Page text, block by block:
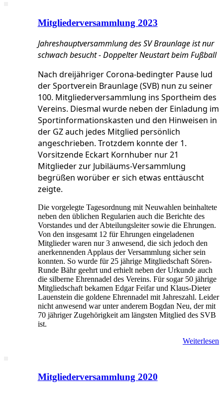
Mitgliederversammlung 2023
Jahreshauptversammlung des SV Braunlage ist nur
schwach besucht - Doppelter Neustart beim Fußball
Nach dreijähriger Corona-bedingter Pause lud
der Sportverein Braunlage (SVB) nun zu seiner
100. Mitgliederversammlung ins Sportheim des
Vereins. Diesmal wurde neben der Einladung im
Sportinformationskasten und den Hinweisen in
der GZ auch jedes Mitglied persönlich
angeschrieben. Trotzdem konnte der 1.
Vorsitzende Eckart Kornhuber nur 21
Mitglieder zur Jubiläums-Versammlung
begrüßen worüber er sich etwas enttäuscht
zeigte.
Die vorgelegte Tagesordnung mit Neuwahlen beinhaltete
neben den üblichen Regularien auch die Berichte des
Vorstandes und der Abteilungsleiter sowie die Ehrungen.
Von den insgesamt 12 für Ehrungen eingeladenen
Mitglieder waren nur 3 anwesend, die sich jedoch den
anerkennenden Applaus der Versammlung sicher sein
konnten. So wurde für 25 jährige Mitgliedschaft Sören-
Runde Bähr geehrt und erhielt neben der Urkunde auch
die silberne Ehrennadel des Vereins. Für sogar 50 jährige
Mitgliedschaft bekamen Edgar Feifar und Klaus-Dieter
Lauenstein die goldene Ehrennadel mit Jahreszahl. Leider
nicht anwesend war unter anderem Bogdan Neu, der mit
70 jähriger Zugehörigkeit am längsten Mitglied des SVB
ist.
Weiterlesen
Mitgliederversammlung 2020